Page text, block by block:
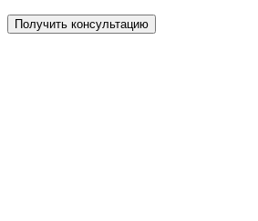
Получить консультацию